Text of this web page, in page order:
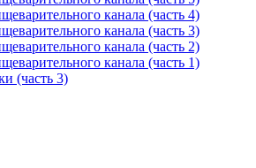
канала (часть 4)
канала (часть 3)
канала (часть 2)
канала (часть 1)
(часть 3)